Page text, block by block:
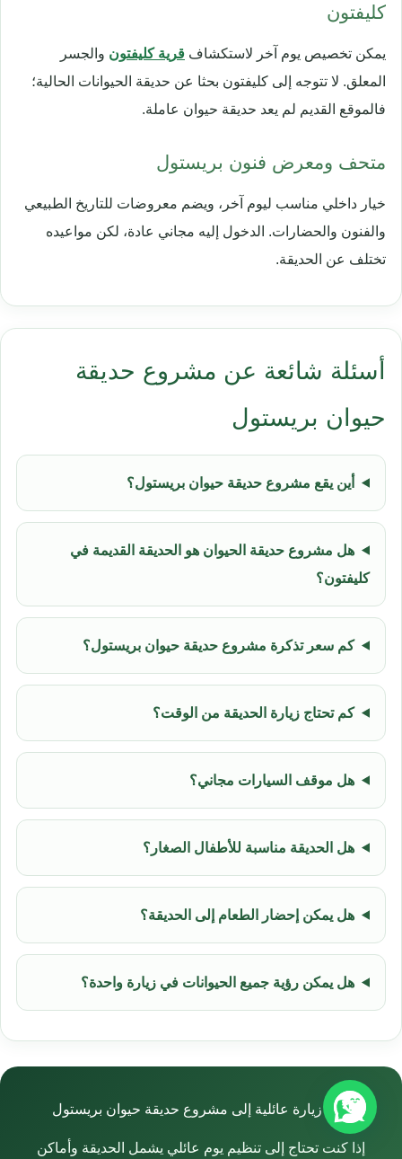
كليفتون
يمكن تخصيص يوم آخر لاستكشاف قرية كليفتون والجسر
المعلق. لا تتوجه إلى كليفتون بحثا عن حديقة الحيوانات الحالية؛
فالموقع القديم لم يعد حديقة حيوان عاملة.
متحف ومعرض فنون بريستول
خيار داخلي مناسب ليوم آخر، ويضم معروضات للتاريخ الطبيعي
والفنون والحضارات. الدخول إليه مجاني عادة، لكن مواعيده
تختلف عن الحديقة.
أسئلة شائعة عن مشروع حديقة
حيوان بريستول
أين يقع مشروع حديقة حيوان بريستول؟
هل مشروع حديقة الحيوان هو الحديقة القديمة في
كليفتون؟
كم سعر تذكرة مشروع حديقة حيوان بريستول؟
كم تحتاج زيارة الحديقة من الوقت؟
هل موقف السيارات مجاني؟
هل الحديقة مناسبة للأطفال الصغار؟
هل يمكن إحضار الطعام إلى الحديقة؟
هل يمكن رؤية جميع الحيوانات في زيارة واحدة؟
رتب زيارة عائلية إلى مشروع حديقة حيوان بريستول
إذا كنت تحتاج إلى تنظيم يوم عائلي يشمل الحديقة وأماكن